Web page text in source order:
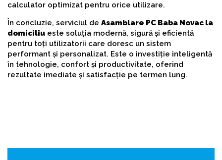
calculator optimizat pentru orice utilizare.
În concluzie, serviciul de Asamblare PC Baba Novac la
domiciliu este soluția modernă, sigură și eficientă
pentru toți utilizatorii care doresc un sistem
performant și personalizat. Este o investiție inteligentă
în tehnologie, confort și productivitate, oferind
rezultate imediate și satisfacție pe termen lung.